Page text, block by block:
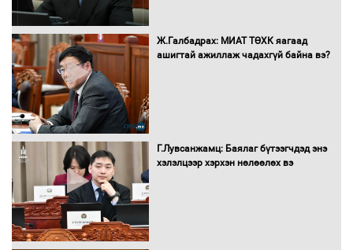
Бүх шатанд хэмнэлтийн горимд
шилжиж, найр наадам, зөвлөгөөн,
Ж.Галбадрах: МИАТ ТӨХК яагаад
ашигтай ажиллаж чадахгүй байна вэ?
Г.Лувсанжамц: Баялаг бүтээгчдэд энэ
хэлэлцээр хэрхэн нөлөөлөх вэ